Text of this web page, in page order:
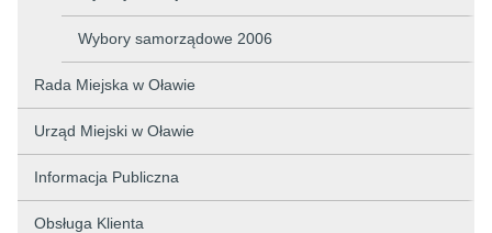
Wybory samorządowe 2006
Rada Miejska w Oławie
Urząd Miejski w Oławie
Informacja Publiczna
Obsługa Klienta